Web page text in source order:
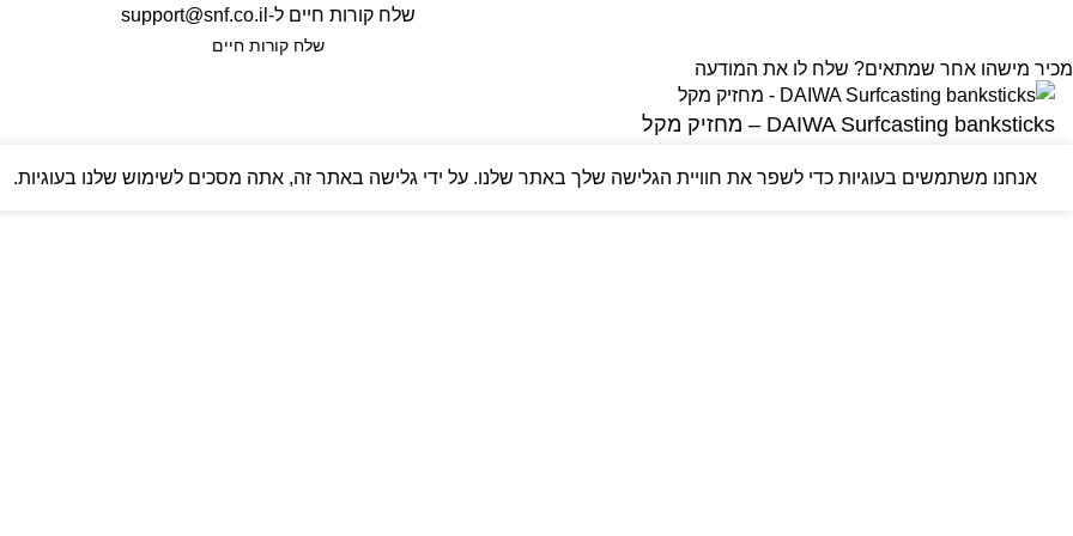
שלח קורות חיים ל- support@snf.co.il
שלח קורות חיים​
מכיר מישהו אחר שמתאים? שלח לו את המודעה
אנחנו משתמשים בעוגיות כדי לשפר את חוויית הגלישה שלך באתר שלנו. על ידי גלישה באתר זה, אתה מסכים לשימוש שלנו בעוגיות.
DAIWA Surfcasting banksticks – מחזיק מקל
150.00
₪
–
180.00
₪ בחרו אפשרויות קנו עכשיו